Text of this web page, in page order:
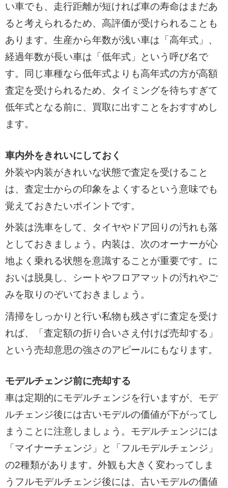
い車でも、走行距離が短ければ車の寿命はまだあ
ると考えられるため、高評価が受けられることも
あります。生産から年数が浅い車は「高年式」、
経過年数が長い車は「低年式」という呼び名で
す。同じ車種なら低年式よりも高年式の方が高額
査定を受けられるため、タイミングを待ちすぎて
低年式となる前に、買取に出すことをおすすめし
ます。
車内外をきれいにしておく
外装や内装がきれいな状態で査定を受けること
は、査定士からの印象をよくするという意味でも
覚えておきたいポイントです。
外装は洗車をして、タイヤやドア回りの汚れも落
としておきましょう。内装は、次のオーナーが心
地よく乗れる状態を意識することが重要です。に
おいは脱臭し、シートやフロアマットの汚れやご
みを取りのぞいておきましょう。
清掃をしっかりと行い私物も残さずに査定を受け
れば、「査定額の折り合いさえ付けば売却する」
という売却意思の強さのアピールにもなります。
モデルチェンジ前に売却する
車は定期的にモデルチェンジを行いますが、モデ
ルチェンジ後には古いモデルの価値が下がってし
まうことに注意しましょう。モデルチェンジには
「マイナーチェンジ」と「フルモデルチェンジ」
の2種類があります。外観も大きく変わってしま
うフルモデルチェンジ後には、古いモデルの価値